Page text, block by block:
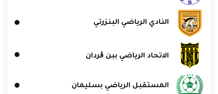
النادي الرياضي البنزرتي
الاتحاد الرياضي ببن ڨردان
المستقبل الرياضي بسليمان